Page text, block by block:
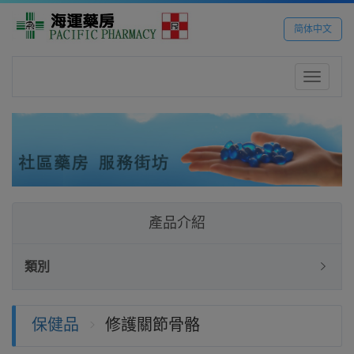
简体中文
Toggle
產品介紹
類別
保健品 修護關節骨骼